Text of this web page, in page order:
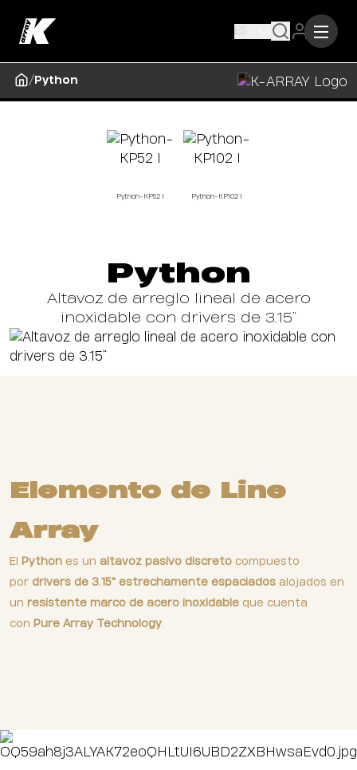
ES
/ Python
Python-KP52 I Python-KP102 I
Python
Altavoz de arreglo lineal de acero
inoxidable con drivers de 3.15”
Elemento de Line
Array
El Python es un altavoz pasivo discreto compuesto
por drivers de 3.15" estrechamente espaciados alojados en
un resistente marco de acero inoxidable que cuenta
con Pure Array Technology.